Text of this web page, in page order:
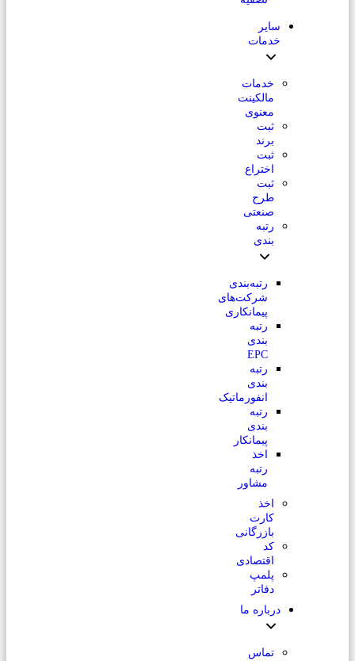
سایر
خدمات
خدمات
مالکینت
معنوی
ثبت
برند
ثبت
اختراع
ثبت
طرح
صنعتی
رتبه
بندی
رتبه‌بندی
شرکت‌های
پیمانکاری
رتبه
بندی
EPC
رتبه
بندی
انفورماتیک
رتبه
بندی
پیمانکار
اخذ
رتبه
مشاور
اخذ
کارت
بازرگانی
کد
اقتصادی
پلمپ
دفاتر
درباره ما
تماس